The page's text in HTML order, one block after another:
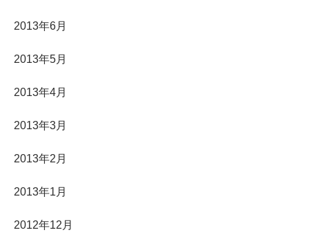
2013年6月
2013年5月
2013年4月
2013年3月
2013年2月
2013年1月
2012年12月